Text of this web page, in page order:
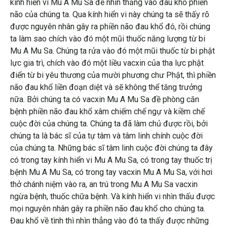
kính hiển vi Mu A Mu Sa để nhìn thẳng vào đau khổ phiền
não của chúng ta. Qua kính hiển vi này chúng ta sẽ thấy rõ
được nguyên nhân gây ra phiền não đau khổ đó, rồi chúng
ta làm sao chích vào đó một mũi thuốc năng lượng từ bi
Mu A Mu Sa. Chúng ta rửa vào đó một mũi thuốc từ bi phật
lực gia trì, chích vào đó một liều vacxin của tha lực phật
điển từ bi yêu thương của mười phương chư Phật, thì phiền
não đau khổ liền đoạn diệt và sẽ không thể tăng trưởng
nữa. Bởi chúng ta có vacxin Mu A Mu Sa đề phòng căn
bệnh phiền não đau khổ xâm chiếm chế ngự và kiềm chế
cuộc đời của chúng ta. Chúng ta đã làm chủ được rồi, bởi
chúng ta là bác sĩ của tự tâm và tâm linh chính cuộc đời
của chúng ta. Những bác sĩ tâm linh cuộc đời chúng ta đây
có trong tay kính hiển vi Mu A Mu Sa, có trong tay thuốc trị
bệnh Mu A Mu Sa, có trong tay vacxin Mu A Mu Sa, với hơi
thở chánh niệm vào ra, an trú trong Mu A Mu Sa vacxin
ngừa bệnh, thuốc chữa bệnh. Và kính hiển vi nhìn thấu được
mọi nguyên nhân gây ra phiền não đau khổ cho chúng ta.
Đau khổ về tình thì nhìn thẳng vào đó ta thấy được những